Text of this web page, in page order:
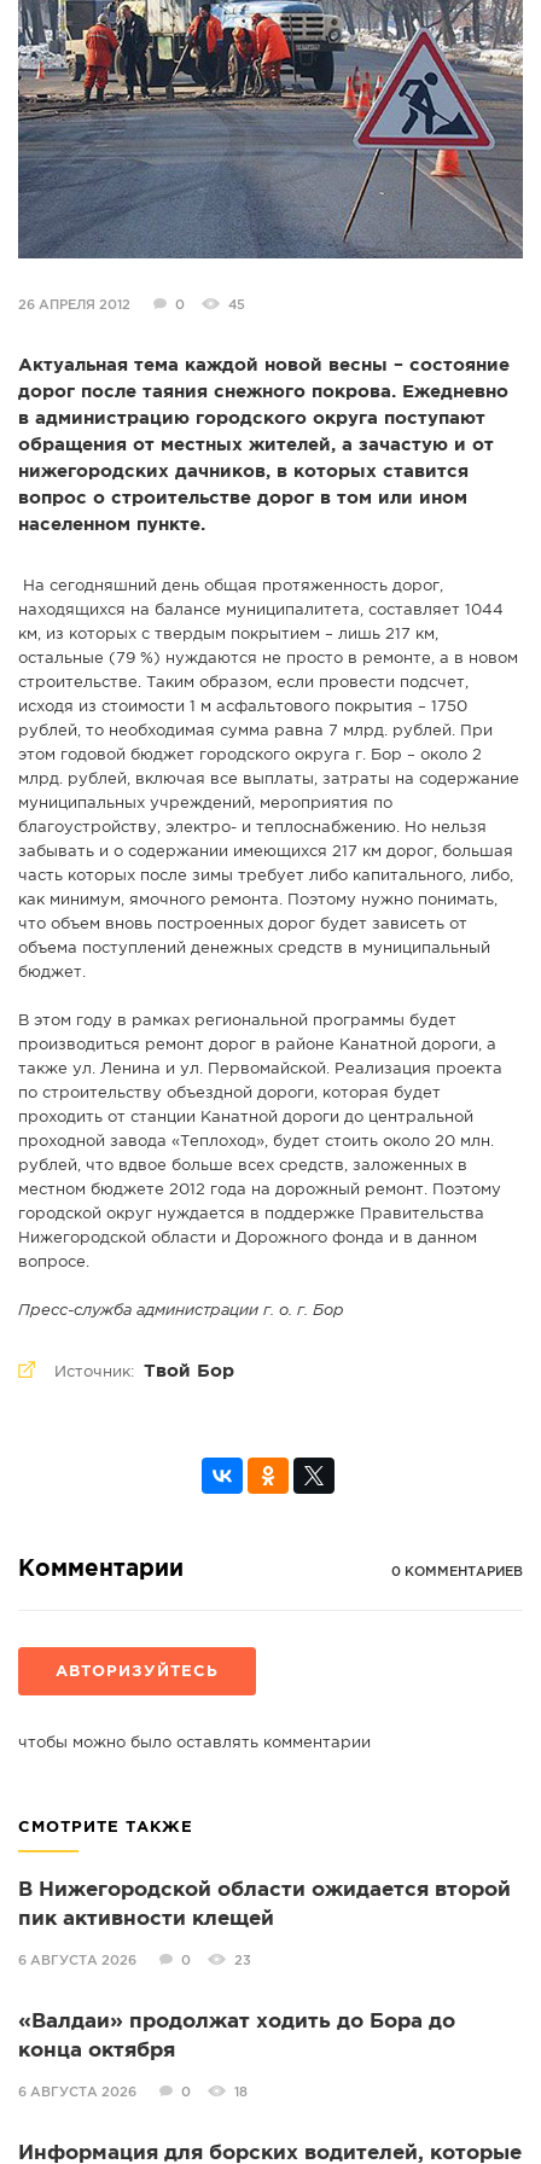
СПРАВКА
КАМЕРЫ
КОНКУРСЫ
СТАТЬИ
ГОЛОСОВАНИЯ
ПРЕДЛОЖИТЬ НОВОСТЬ
ФОТО
26 АПРЕЛЯ 2012 0 45
Актуальная тема каждой новой весны – состояние
дорог после таяния снежного покрова. Ежедневно
в администрацию городского округа поступают
обращения от местных жителей, а зачастую и от
нижегородских дачников, в которых ставится
вопрос о строительстве дорог в том или ином
населенном пункте.
На сегодняшний день общая протяженность дорог,
находящихся на балансе муниципалитета, составляет 1044
км, из которых с твердым покрытием – лишь 217 км,
остальные (79 %) нуждаются не просто в ремонте, а в новом
строительстве. Таким образом, если провести подсчет,
исходя из стоимости 1 м асфальтового покрытия – 1750
рублей, то необходимая сумма равна 7 млрд. рублей. При
этом годовой бюджет городского округа г. Бор – около 2
млрд. рублей, включая все выплаты, затраты на содержание
муниципальных учреждений, мероприятия по
благоустройству, электро- и теплоснабжению. Но нельзя
забывать и о содержании имеющихся 217 км дорог, большая
часть которых после зимы требует либо капитального, либо,
как минимум, ямочного ремонта. Поэтому нужно понимать,
что объем вновь построенных дорог будет зависеть от
объема поступлений денежных средств в муниципальный
бюджет.
В этом году в рамках региональной программы будет
производиться ремонт дорог в районе Канатной дороги, а
также ул. Ленина и ул. Первомайской. Реализация проекта
по строительству объездной дороги, которая будет
проходить от станции Канатной дороги до центральной
проходной завода «Теплоход», будет стоить около 20 млн.
рублей, что вдвое больше всех средств, заложенных в
местном бюджете 2012 года на дорожный ремонт. Поэтому
городской округ нуждается в поддержке Правительства
Нижегородской области и Дорожного фонда и в данном
вопросе.
Пресс-служба администрации г. о. г. Бор
Источник: Твой Бор
Комментарии 0 КОММЕНТАРИЕВ
АВТОРИЗУЙТЕСЬ
чтобы можно было оставлять комментарии
СМОТРИТЕ ТАКЖЕ
В Нижегородской области ожидается второй
пик активности клещей
6 АВГУСТА 2026 0 23
«Валдаи» продолжат ходить до Бора до
конца октября
6 АВГУСТА 2026 0 18
Информация для борских водителей, которые